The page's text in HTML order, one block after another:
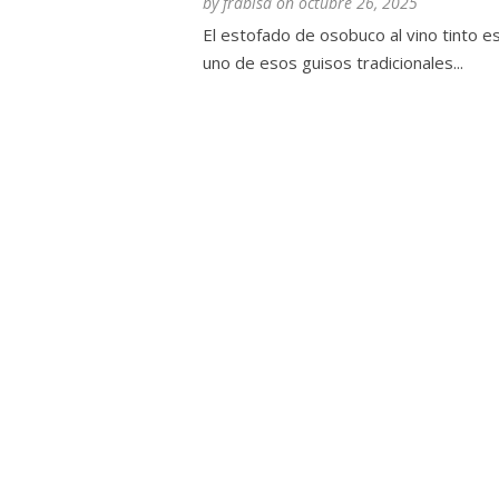
El estofado de osobuco al vino tinto
uno de esos guisos tradicionales...